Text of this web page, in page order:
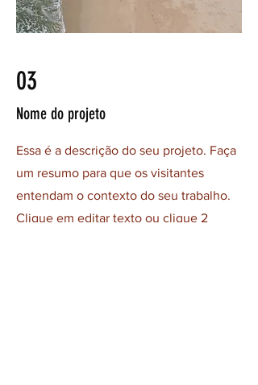
03
Nome do projeto
Essa é a descrição do seu projeto. Faça
um resumo para que os visitantes
entendam o contexto do seu trabalho.
Clique em editar texto ou clique 2